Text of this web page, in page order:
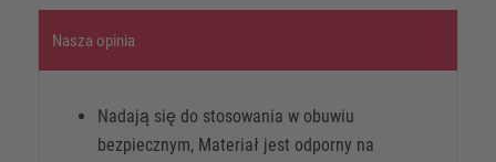
Nasza opinia
Nadają się do stosowania w obuwiu
bezpiecznym, Materiał jest odporny na